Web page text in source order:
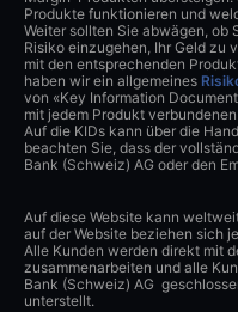
Produkte funktionieren und
Weiter sollten Sie abwägen, ob
Risiko einzugehen, Ihr Geld zu
mit den entsprechenden
haben wir ein allgemeines
von «Key Information
mit jedem Produkt
Auf die KIDs kann über die
beachten Sie, dass der
Bank (Schweiz) AG oder den
Auf diese Website kann
auf der Website beziehen sich
Alle Kunden werden direkt mit
zusammenarbeiten und alle
Bank (Schweiz) AG
unterstellt.